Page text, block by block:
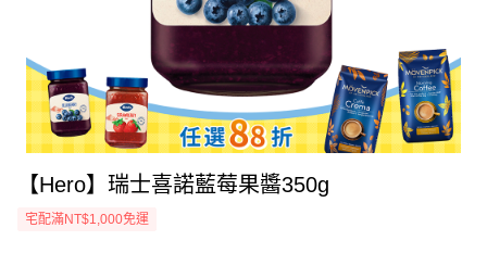
【Hero】瑞士喜諾藍莓果醬350g
宅配滿NT$1,000免運